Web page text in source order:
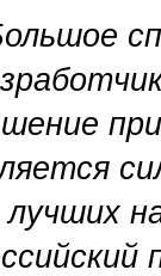
лучших